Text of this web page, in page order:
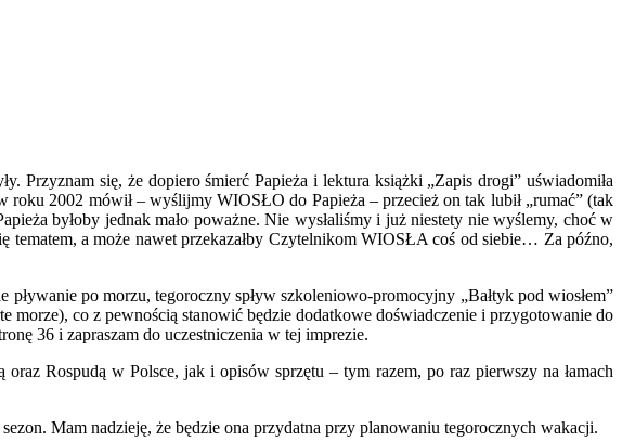
Przyznam się, że dopiero śmierć Papieża i lektura książki „Zapis drogi” uświadomiła
2002 mówił – wyślijmy WIOSŁO do Papieża – przecież on tak lubił „rumać” (tak
byłoby jednak mało poważne. Nie wysłaliśmy i już niestety nie wyślemy, choć w
tematem, a może nawet przekazałby Czytelnikom WIOSŁA coś od siebie… Za późno,
po morzu, tegoroczny spływ szkoleniowo-promocyjny „Bałtyk pod wiosłem”
co z pewnością stanowić będzie dodatkowe doświadczenie i przygotowanie do
36 i zapraszam do uczestniczenia w tej imprezie.
Rospudą w Polsce, jak i opisów sprzętu – tym razem, po raz pierwszy na łamach
Mam nadzieję, że będzie ona przydatna przy planowaniu tegorocznych wakacji.